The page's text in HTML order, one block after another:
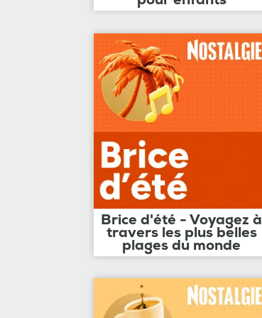
Brice d'été - Voyagez à
travers les plus belles
plages du monde